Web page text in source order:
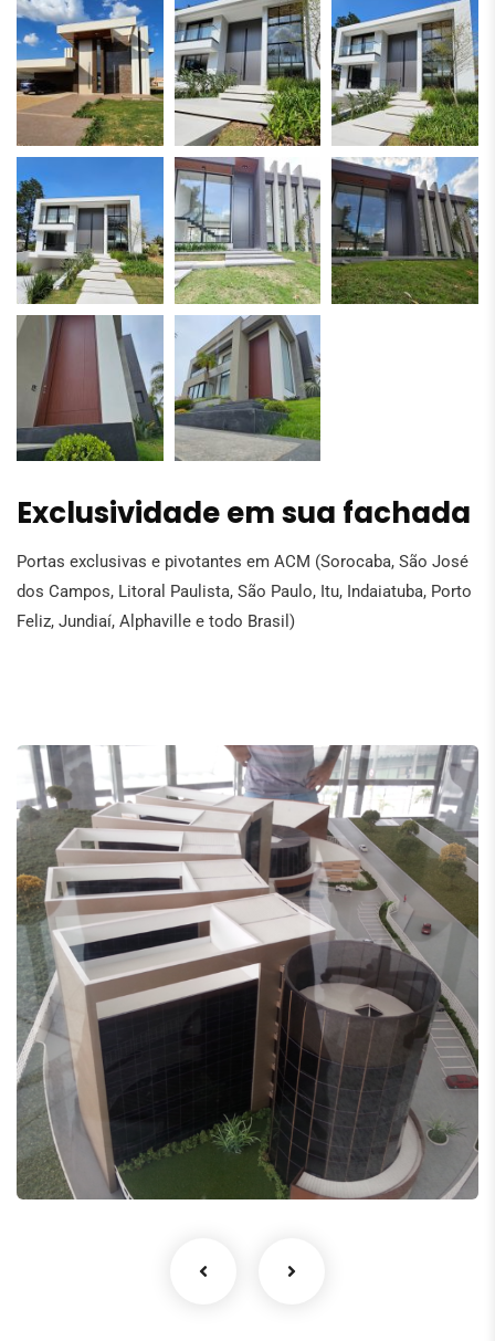
Exclusividade em sua fachada
Portas exclusivas e pivotantes em ACM (Sorocaba, São José
dos Campos, Litoral Paulista, São Paulo, Itu, Indaiatuba, Porto
Feliz, Jundiaí, Alphaville e todo Brasil)
Fapemig
Revestimento